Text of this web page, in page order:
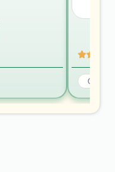
Grožis